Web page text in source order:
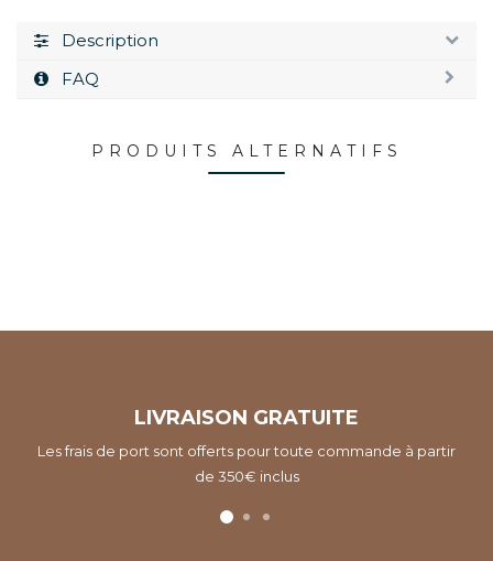
Description
FAQ
PRODUITS ALTERNATIFS
LIVRAISON GRATUITE
Les frais de port sont offerts pour toute commande à partir
de 350€ inclus